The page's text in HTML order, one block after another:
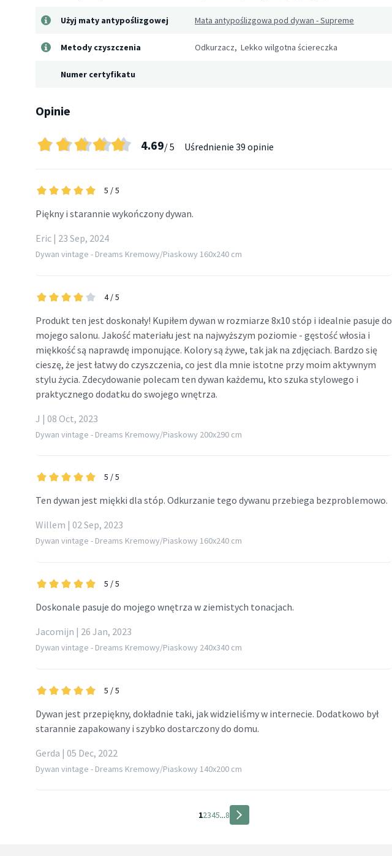
Użyj maty antypoślizgowej Mata antypoślizgowa pod dywan - Supreme
Metody czyszczenia Odkurzacz, Lekko wilgotna ściereczka
Numer certyfikatu
Opinie
4.69/ 5 Uśrednienie 39 opinie
5 / 5
Piękny i starannie wykończony dywan.
Eric | 23 Sep, 2024
Dywan vintage - Dreams Kremowy/Piaskowy 160x240 cm
4 / 5
Produkt ten jest doskonały! Kupiłem dywan w rozmiarze 8x10 stóp i idealnie pasuje do
mojego salonu. Jakość materiału jest na najwyższym poziomie - gęstość włosia i
miękkość są naprawdę imponujące. Kolory są żywe, tak jak na zdjęciach. Bardzo się
cieszę, że jest łatwy do czyszczenia, co jest dla mnie istotne przy moim aktywnym
stylu życia. Zdecydowanie polecam ten dywan każdemu, kto szuka stylowego i
praktycznego dodatku do swojego wnętrza.
J | 08 Oct, 2023
Dywan vintage - Dreams Kremowy/Piaskowy 200x290 cm
5 / 5
Ten dywan jest miękki dla stóp. Odkurzanie tego dywanu przebiega bezproblemowo.
Willem | 02 Sep, 2023
Dywan vintage - Dreams Kremowy/Piaskowy 160x240 cm
5 / 5
Doskonale pasuje do mojego wnętrza w ziemistych tonacjach.
Jacomijn | 26 Jan, 2023
Dywan vintage - Dreams Kremowy/Piaskowy 240x340 cm
5 / 5
Dywan jest przepiękny, dokładnie taki, jak widzieliśmy w internecie. Dodatkowo był
starannie zapakowany i szybko dostarczony do domu.
Gerda | 05 Dec, 2022
Dywan vintage - Dreams Kremowy/Piaskowy 140x200 cm
12345...8